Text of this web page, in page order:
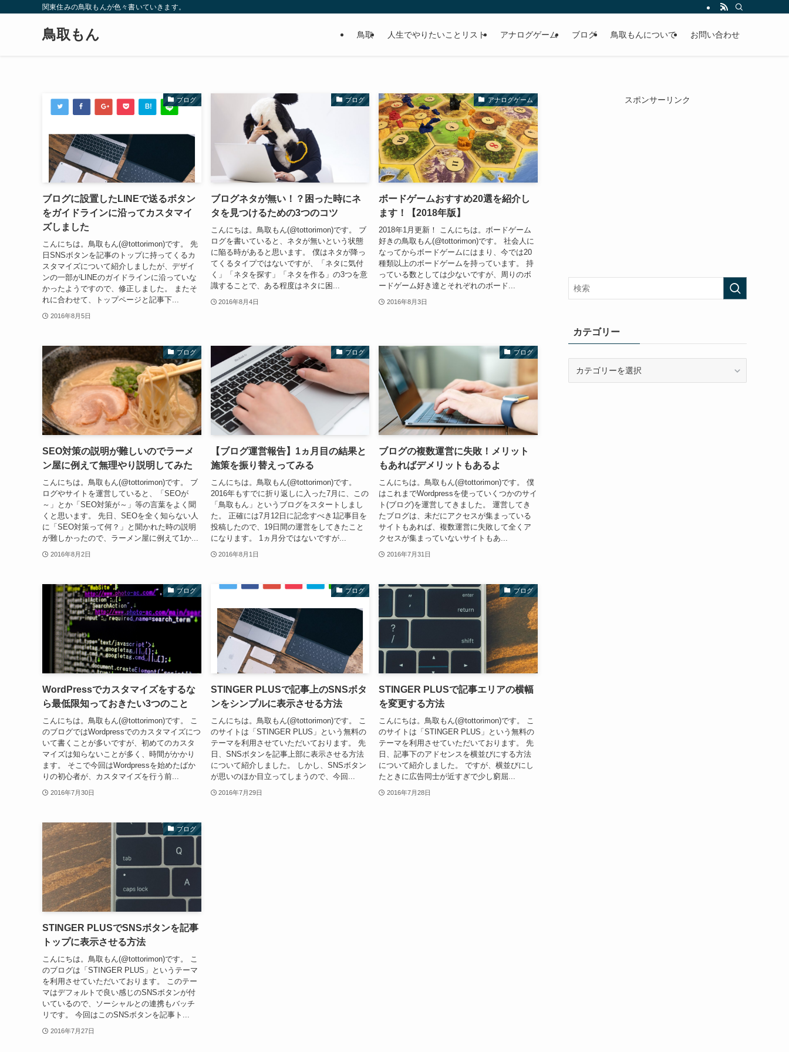
関東住みの鳥取もんが色々書いていきます。
鳥取もん 鳥取 人生でやりたいことリスト アナログゲーム ブログ 鳥取もんについて お問い合わせ
ブログ
ブログに設置したLINEで送るボタン
をガイドラインに沿ってカスタマイ
ズしました
こんにちは。鳥取もん(@tottorimon)です。 先
日SNSボタンを記事のトップに持ってくるカ
スタマイズについて紹介しましたが、デザイ
ンの一部がLINEのガイドラインに沿っていな
かったようですので、修正しました。 またそ
れに合わせて、トップページと記事下...
2016年8月5日
ブログ
ブログネタが無い！？困った時にネ
タを見つけるための3つのコツ
こんにちは。鳥取もん(@tottorimon)です。 ブ
ログを書いていると、ネタが無いという状態
に陥る時があると思います。 僕はネタが降っ
てくるタイプではないですが、「ネタに気付
く」「ネタを探す」「ネタを作る」の3つを意
識することで、ある程度はネタに困...
2016年8月4日
アナログゲーム
ボードゲームおすすめ20選を紹介し
ます！【2018年版】
2018年1月更新！ こんにちは。ボードゲーム
好きの鳥取もん(@tottorimon)です。 社会人に
なってからボードゲームにはまり、今では20
種類以上のボードゲームを持っています。 持
っている数としては少ないですが、周りのボ
ードゲーム好き達とそれぞれのボード...
2016年8月3日
ブログ
SEO対策の説明が難しいのでラーメ
ン屋に例えて無理やり説明してみた
こんにちは。鳥取もん(@tottorimon)です。 ブ
ログやサイトを運営していると、「SEOが
～」とか「SEO対策が～」等の言葉をよく聞
くと思います。 先日、SEOを全く知らない人
に「SEO対策って何？」と聞かれた時の説明
が難しかったので、ラーメン屋に例えて1か...
2016年8月2日
ブログ
【ブログ運営報告】1ヵ月目の結果と
施策を振り替えってみる
こんにちは。鳥取もん(@tottorimon)です。
2016年もすでに折り返しに入った7月に、この
「鳥取もん」というブログをスタートしまし
た。 正確には7月12日に記念すべき1記事目を
投稿したので、19日間の運営をしてきたこと
になります。 1ヵ月分ではないですが...
2016年8月1日
ブログ
ブログの複数運営に失敗！メリット
もあればデメリットもあるよ
こんにちは。鳥取もん(@tottorimon)です。 僕
はこれまでWordpressを使っていくつかのサイ
ト(ブログ)を運営してきました。 運営してき
たブログは、未だにアクセスが集まっている
サイトもあれば、複数運営に失敗して全くア
クセスが集まっていないサイトもあ...
2016年7月31日
ブログ
WordPressでカスタマイズをするな
ら最低限知っておきたい3つのこと
こんにちは。鳥取もん(@tottorimon)です。 こ
のブログではWordpressでのカスタマイズにつ
いて書くことが多いですが、初めてのカスタ
マイズは知らないことが多く、時間がかかり
ます。 そこで今回はWordpressを始めたばか
りの初心者が、カスタマイズを行う前...
2016年7月30日
ブログ
STINGER PLUSで記事上のSNSボタ
ンをシンプルに表示させる方法
こんにちは。鳥取もん(@tottorimon)です。 こ
のサイトは「STINGER PLUS」という無料の
テーマを利用させていただいております。 先
日、SNSボタンを記事上部に表示させる方法
について紹介しました。 しかし、SNSボタン
が思いのほか目立ってしまうので、今回...
2016年7月29日
ブログ
STINGER PLUSで記事エリアの横幅
を変更する方法
こんにちは。鳥取もん(@tottorimon)です。 こ
のサイトは「STINGER PLUS」という無料の
テーマを利用させていただいております。 先
日、記事下のアドセンスを横並びにする方法
について紹介しました。 ですが、横並びにし
たときに広告同士が近すぎで少し窮屈...
2016年7月28日
ブログ
STINGER PLUSでSNSボタンを記事
トップに表示させる方法
こんにちは。鳥取もん(@tottorimon)です。 こ
のブログは「STINGER PLUS」というテーマ
を利用させていただいております。 このテー
マはデフォルトで良い感じのSNSボタンが付
いているので、ソーシャルとの連携もバッチ
リです。 今回はこのSNSボタンを記事ト...
2016年7月27日
スポンサーリンク
カテゴリー